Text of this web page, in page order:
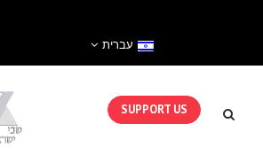
עברית
SUPPORT US